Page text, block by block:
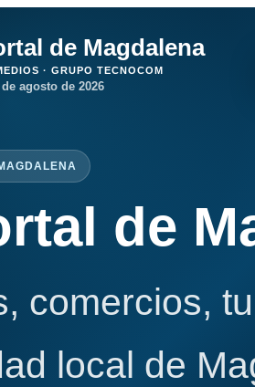
de Magdalena
· GRUPO TECNOCOM
agosto de 2026
de
comercios,
local de